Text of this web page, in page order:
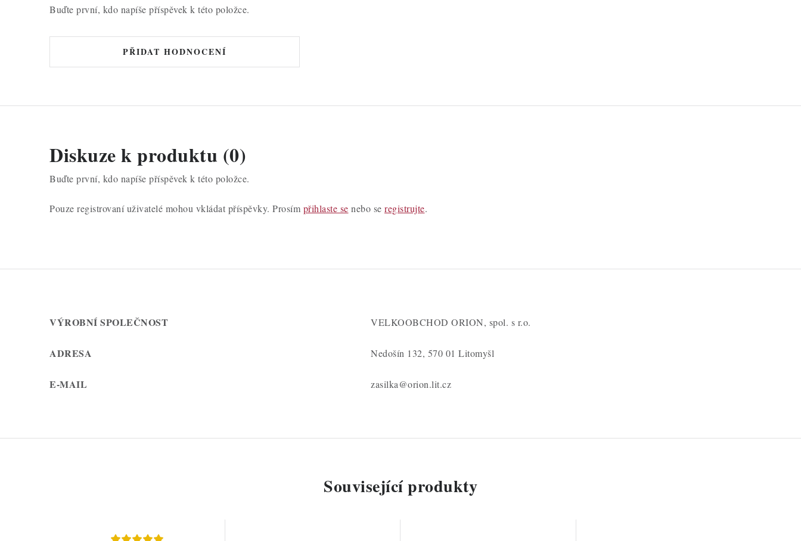
Buďte první, kdo napíše příspěvek k této položce.
PŘIDAT HODNOCENÍ
Diskuze k produktu (0)
Buďte první, kdo napíše příspěvek k této položce.
Pouze registrovaní uživatelé mohou vkládat příspěvky. Prosím přihlaste se nebo se registrujte.
VÝROBNÍ SPOLEČNOST VELKOOBCHOD ORION, spol. s r.o.
ADRESA Nedošín 132, 570 01 Litomyšl
E-MAIL zasilka@orion.lit.cz
Související produkty